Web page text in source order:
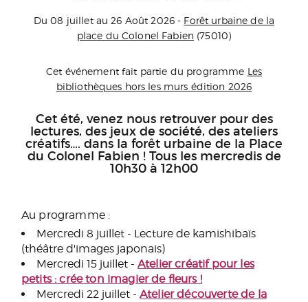
Du 08 juillet au 26 Août 2026 - Forêt urbaine de la
place du Colonel Fabien (75010)
Cet événement fait partie du programme Les
bibliothèques hors les murs édition 2026
Cet été, venez nous retrouver pour des
lectures, des jeux de société, des ateliers
créatifs…. dans la forêt urbaine de la Place
du Colonel Fabien ! Tous les mercredis de
10h30 à 12h00
Au programme :
Mercredi 8 juillet - Lecture de kamishibaïs
(théâtre d'images japonais)
Mercredi 15 juillet - Atelier créatif pour les
petits : crée ton imagier de fleurs !
Mercredi 22 juillet - Atelier découverte de la